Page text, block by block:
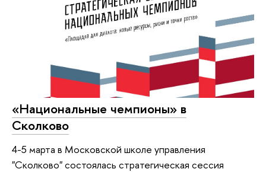
«Национальные чемпионы» в
Сколково
4-5 марта в Московской школе управления
"Сколково" состоялась стратегическая сессия